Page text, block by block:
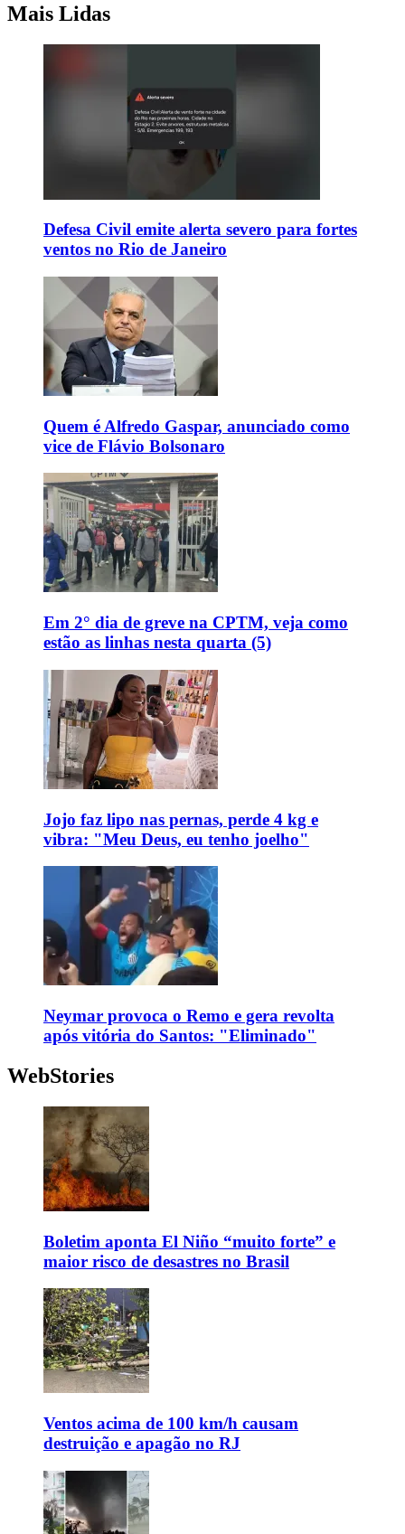
Mais Lidas
Defesa Civil emite alerta severo para fortes
ventos no Rio de Janeiro
Quem é Alfredo Gaspar, anunciado como
vice de Flávio Bolsonaro
Em 2° dia de greve na CPTM, veja como
estão as linhas nesta quarta (5)
Jojo faz lipo nas pernas, perde 4 kg e
vibra: "Meu Deus, eu tenho joelho"
Neymar provoca o Remo e gera revolta
após vitória do Santos: "Eliminado"
WebStories
Boletim aponta El Niño “muito forte” e
maior risco de desastres no Brasil
Ventos acima de 100 km/h causam
destruição e apagão no RJ